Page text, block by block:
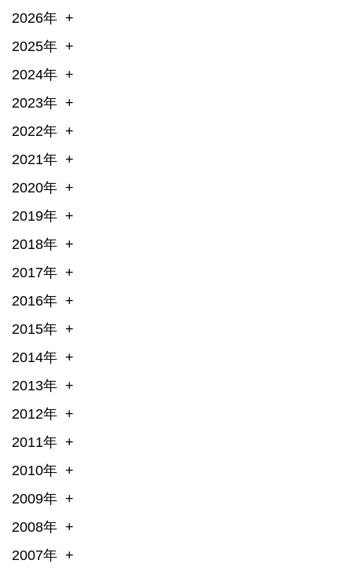
2026年
2025年
2024年
2023年
2022年
2021年
2020年
2019年
2018年
2017年
2016年
2015年
2014年
2013年
2012年
2011年
2010年
2009年
2008年
2007年